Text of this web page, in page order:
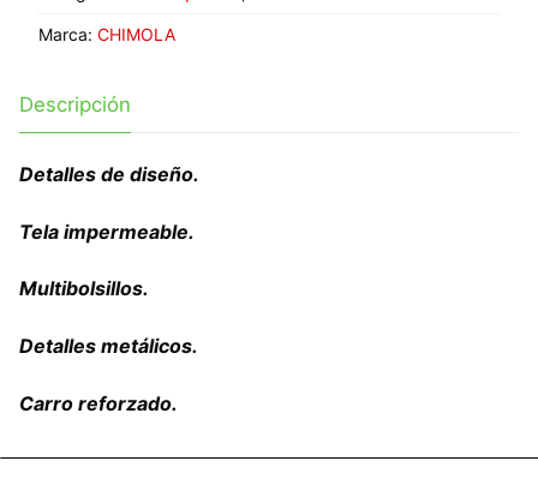
Marca: CHIMOLA
Descripción
Detalles de diseño.
Tela impermeable.
Multibolsillos.
Detalles metálicos.
Carro reforzado.